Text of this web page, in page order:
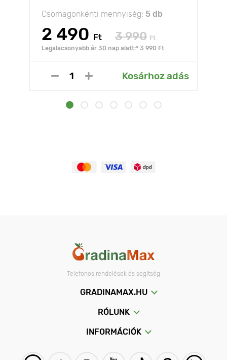
Csomagonkénti mennyiség: 5 db
2 490 Ft 3 990 Ft
Legalacsonyabb ár 30 nap alatt:* 3 990 Ft
Kosárhoz adás
Telefonos rendelések és segítség
GRADINAMAX.HU
RÓLUNK
INFORMÁCIÓK